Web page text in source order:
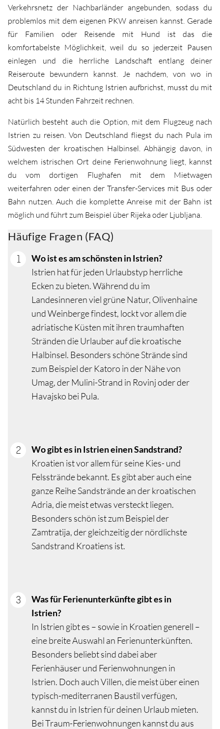
Verkehrsnetz der Nachbarländer angebunden, sodass du
problemlos mit dem eigenen PKW anreisen kannst. Gerade
für Familien oder Reisende mit Hund ist das die
komfortabelste Möglichkeit, weil du so jederzeit Pausen
einlegen und die herrliche Landschaft entlang deiner
Reiseroute bewundern kannst. Je nachdem, von wo in
Deutschland du in Richtung Istrien aufbrichst, musst du mit
acht bis 14 Stunden Fahrzeit rechnen.
Natürlich besteht auch die Option, mit dem Flugzeug nach
Istrien zu reisen. Von Deutschland fliegst du nach Pula im
Südwesten der kroatischen Halbinsel. Abhängig davon, in
welchem istrischen Ort deine Ferienwohnung liegt, kannst
du vom dortigen Flughafen mit dem Mietwagen
weiterfahren oder einen der Transfer-Services mit Bus oder
Bahn nutzen. Auch die komplette Anreise mit der Bahn ist
möglich und führt zum Beispiel über Rijeka oder Ljubljana.
Häufige Fragen (FAQ)
Wo ist es am schönsten in Istrien?
Istrien hat für jeden Urlaubstyp herrliche
Ecken zu bieten. Während du im
Landesinneren viel grüne Natur, Olivenhaine
und Weinberge findest, lockt vor allem die
adriatische Küsten mit ihren traumhaften
Stränden die Urlauber auf die kroatische
Halbinsel. Besonders schöne Strände sind
zum Beispiel der Katoro in der Nähe von
Umag, der Mulini-Strand in Rovinj oder der
Havajsko bei Pula.
Wo gibt es in Istrien einen Sandstrand?
Kroatien ist vor allem für seine Kies- und
Felsstrände bekannt. Es gibt aber auch eine
ganze Reihe Sandstrände an der kroatischen
Adria, die meist etwas versteckt liegen.
Besonders schön ist zum Beispiel der
Zamtratija, der gleichzeitig der nördlichste
Sandstrand Kroatiens ist.
Was für Ferienunterkünfte gibt es in
Istrien?
In Istrien gibt es – sowie in Kroatien generell –
eine breite Auswahl an Ferienunterkünften.
Besonders beliebt sind dabei aber
Ferienhäuser und Ferienwohnungen in
Istrien. Doch auch Villen, die meist über einen
typisch-mediterranen Baustil verfügen,
kannst du in Istrien für deinen Urlaub mieten.
Bei Traum-Ferienwohnungen kannst du aus